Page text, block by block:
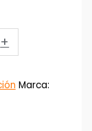
+
Marca: